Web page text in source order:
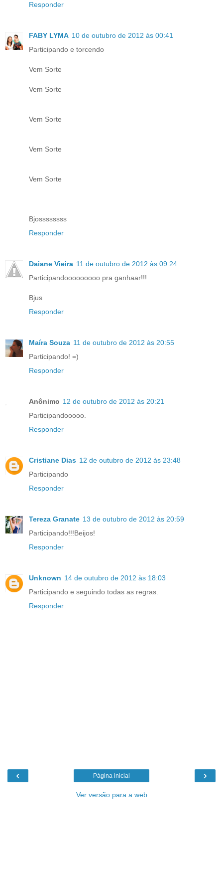
Responder
FABY LYMA 10 de outubro de 2012 às 00:41
Participando e torcendo
Vem Sorte
Vem Sorte
Vem Sorte
Vem Sorte
Vem Sorte
Bjossssssss
Responder
Daiane Vieira 11 de outubro de 2012 às 09:24
Participandooooooooo pra ganhaar!!!
Bjus
Responder
Maíra Souza 11 de outubro de 2012 às 20:55
Participando! =)
Responder
Anônimo 12 de outubro de 2012 às 20:21
Participandooooo.
Responder
Cristiane Dias 12 de outubro de 2012 às 23:48
Participando
Responder
Tereza Granate 13 de outubro de 2012 às 20:59
Participando!!!Beijos!
Responder
Unknown 14 de outubro de 2012 às 18:03
Participando e seguindo todas as regras.
Responder
‹ ›
Página inicial
Ver versão para a web